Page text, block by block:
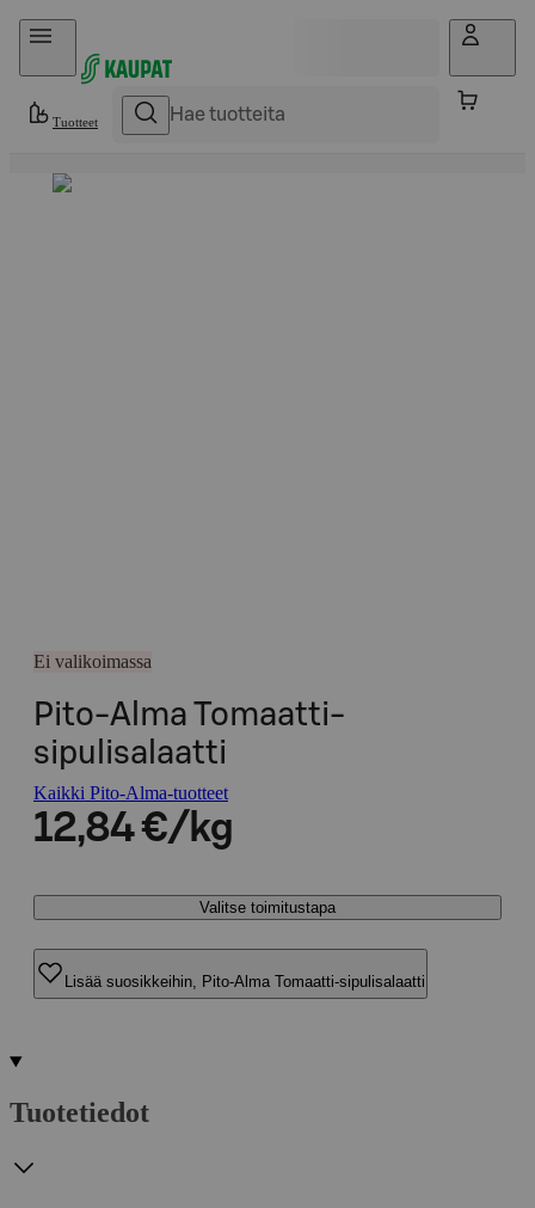
Hyppää sisältöön
Tuotteet
Ei valikoimassa
Pito-Alma Tomaatti-
sipulisalaatti
Kaikki Pito-Alma-tuotteet
12,84 €/kg
Valitse toimitustapa
Lisää suosikkeihin, Pito-Alma Tomaatti-sipulisalaatti
Tuotetiedot